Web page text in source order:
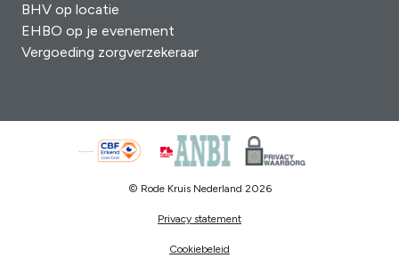
BHV op locatie
EHBO op je evenement
Vergoeding zorgverzekeraar
© Rode Kruis Nederland 2026
Privacy statement
Cookiebeleid